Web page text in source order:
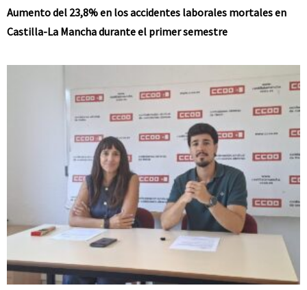
Aumento del 23,8% en los accidentes laborales mortales en
Castilla-La Mancha durante el primer semestre